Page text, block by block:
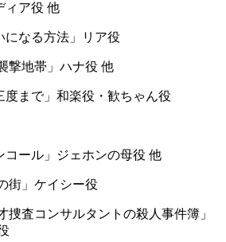
ィア役 他
になる方法」リア役
撃地帯」ハナ役 他
度まで」和楽役・歓ちゃん役
コール」ジェホンの母役 他
街」ケイシー役
捜査コンサルタントの殺人事件簿」